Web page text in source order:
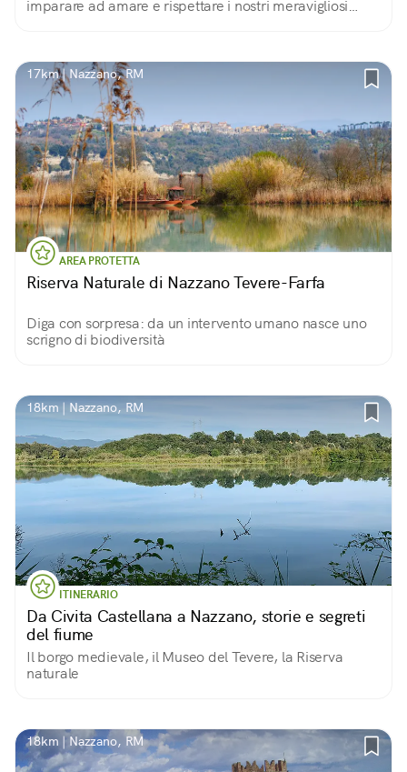
imparare ad amare e rispettare i nostri meravigliosi
17km | Nazzano, RM
AREA PROTETTA
Riserva Naturale di Nazzano Tevere-Farfa
Diga con sorpresa: da un intervento umano nasce uno
scrigno di biodiversità
18km | Nazzano, RM
ITINERARIO
Da Civita Castellana a Nazzano, storie e segreti
del fiume
Il borgo medievale, il Museo del Tevere, la Riserva
naturale
18km | Nazzano, RM